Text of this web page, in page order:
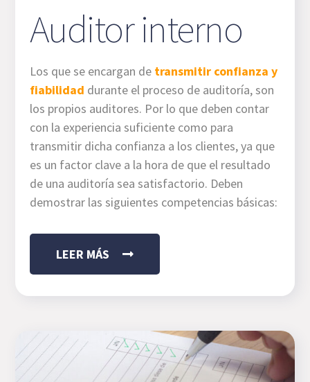
Auditor interno
Los que se encargan de transmitir confianza y
fiabilidad durante el proceso de auditoría, son
los propios auditores. Por lo que deben contar
con la experiencia suficiente como para
transmitir dicha confianza a los clientes, ya que
es un factor clave a la hora de que el resultado
de una auditoría sea satisfactorio. Deben
demostrar las siguientes competencias básicas:
LEER MÁS